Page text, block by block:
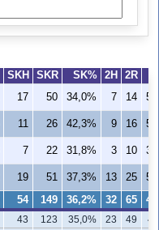
SKH SKR SK% 2H 2R
17 50 34,0% 7 14
11 26 42,3% 9 16
7 22 31,8% 3 10
19 51 37,3% 13 25
54 149 36,2% 32 65
43 123 35,0% 23 49